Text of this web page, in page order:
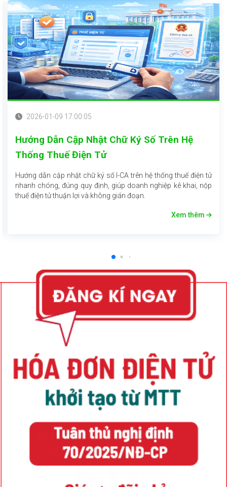
2026-01-09 17:00:05
Hướng Dẫn Cập Nhật Chữ Ký Số Trên Hệ
Thống Thuế Điện Tử
Hướng dẫn cập nhật chữ ký số I-CA trên hệ thống thuế điện tử
nhanh chóng, đúng quy định, giúp doanh nghiệp kê khai, nộp
thuế điện tử thuận lợi và không gián đoạn.
Xem thêm